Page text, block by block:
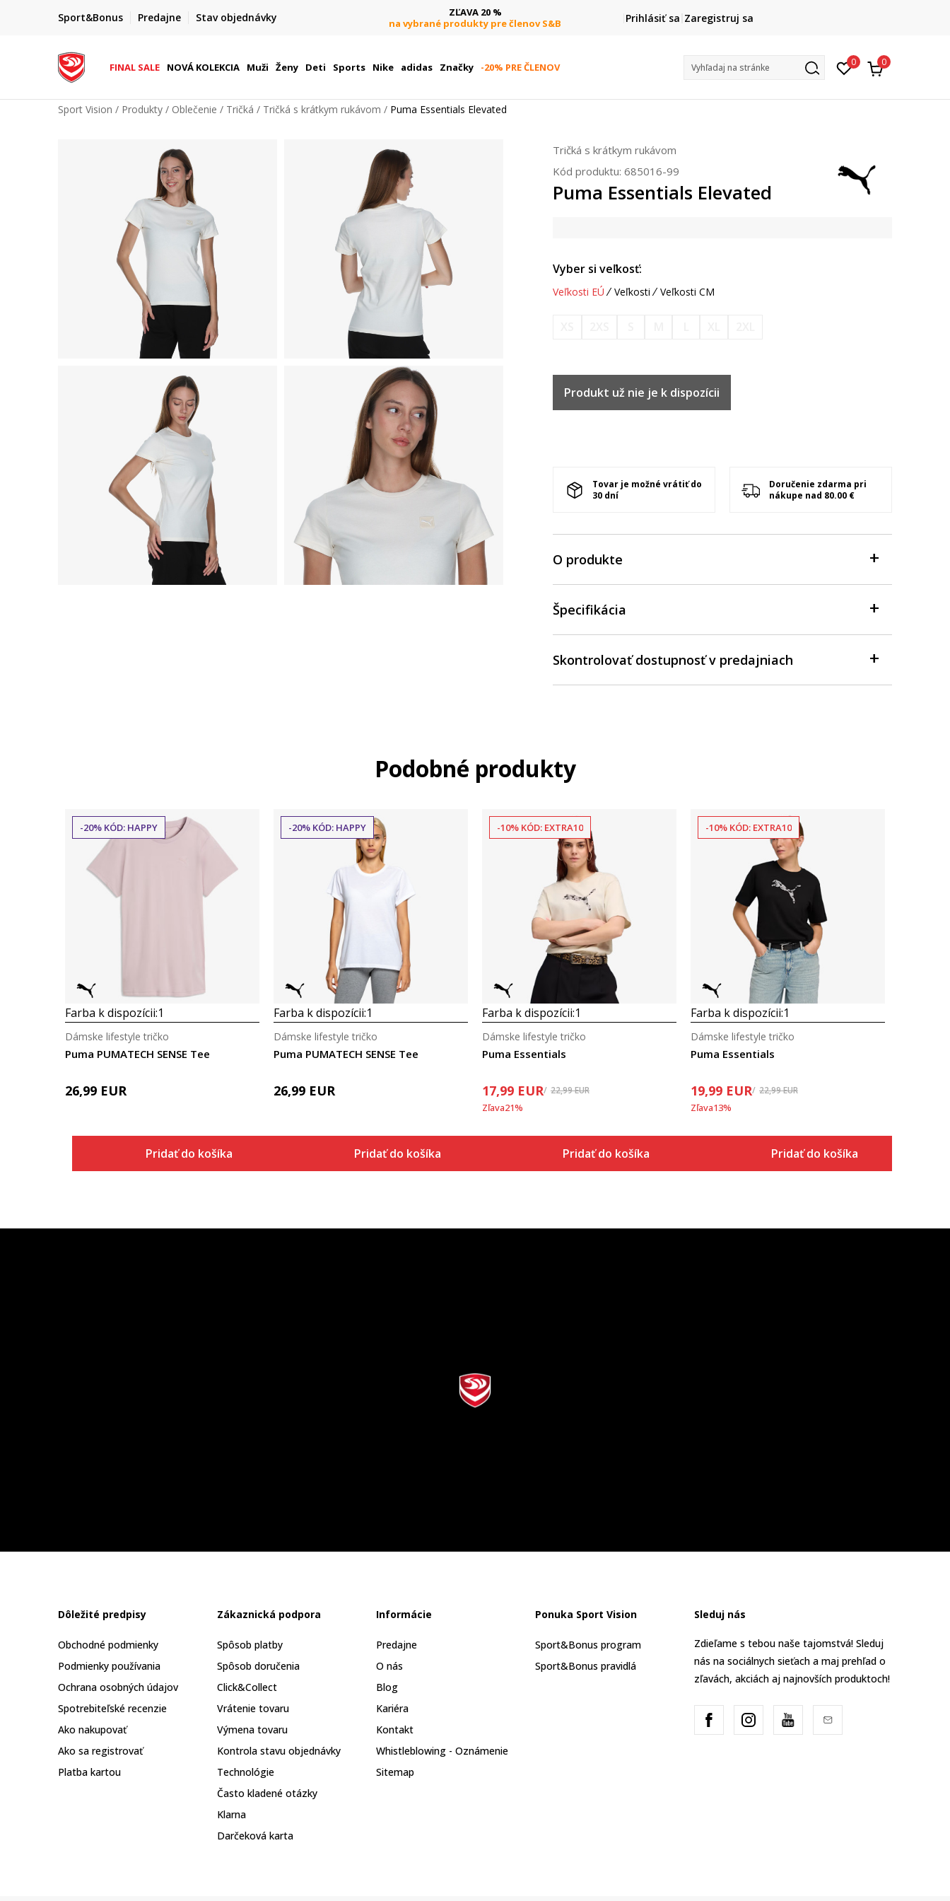
Sport&Bonus Predajne Stav objednávky
FINAL SALE AŽ -60 %
+ extra zľava 10 % len do 9. 8.
ZĽAVA 20 %
na vybrané produkty pre členov S&B
DOPRAVA ZADARMO
pri objednaní nad 80 € (neplatí pre Click&Collect)
Prihlásiť sa Zaregistruj sa
FINAL SALE NOVÁ KOLEKCIA Muži Ženy Deti Sports Nike adidas Značky -20% PRE ČLENOV Vyhľadaj na stránke 0 0
Sport Vision Produkty Oblečenie Tričká Tričká s krátkym rukávom Puma Essentials Elevated
Tričká s krátkym rukávom
Kód produktu: 685016-99
Puma Essentials Elevated
Vyber si veľkosť:
Veľkosti EÚ Veľkosti Veľkosti CM
Produkt už nie je k dispozícii
Tovar je možné vrátiť do
30 dní
Doručenie zdarma pri
nákupe nad 80.00 €
O produkte
Špecifikácia
Skontrolovať dostupnosť v predajniach
Podobné produkty
-20% KÓD: HAPPY
Farba k dispozícii:1
Puma PUMATECH SENSE Tee
Dámske lifestyle tričko
26,99 EUR
Pridať do košíka
-20% KÓD: HAPPY
Farba k dispozícii:1
Puma PUMATECH SENSE Tee
Dámske lifestyle tričko
26,99 EUR
Pridať do košíka
-10% KÓD: EXTRA10
Farba k dispozícii:1
Puma Essentials
Dámske lifestyle tričko
17,99 EUR 22,99EUR
Zľava21%
Pridať do košíka
-10% KÓD: EXTRA10
Farba k dispozícii:1
Puma Essentials
Dámske lifestyle tričko
19,99 EUR 22,99EUR
Zľava13%
Pridať do košíka
Dôležité predpisy
Obchodné podmienky
Podmienky používania
Ochrana osobných údajov
Spotrebiteľské recenzie
Ako nakupovať
Ako sa registrovať
Platba kartou
Zákaznická podpora
Spôsob platby
Spôsob doručenia
Click&Collect
Vrátenie tovaru
Výmena tovaru
Kontrola stavu objednávky
Technológie
Často kladené otázky
Klarna
Darčeková karta
Informácie
Predajne
O nás
Blog
Kariéra
Kontakt
Whistleblowing - Oznámenie
Sitemap
Ponuka Sport Vision
Sport&Bonus program
Sport&Bonus pravidlá
Sleduj nás
Zdieľame s tebou naše tajomstvá! Sleduj
nás na sociálnych sieťach a maj prehľad o
zľavách, akciách aj najnovších produktoch!